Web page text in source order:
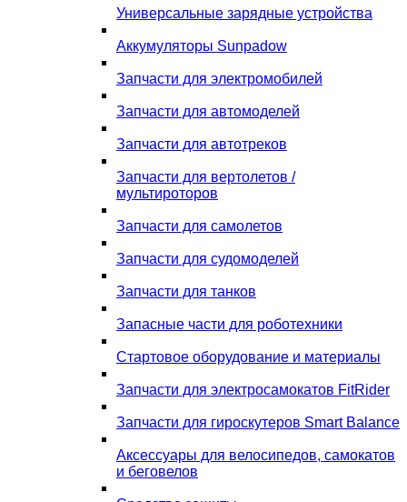
Универсальные зарядные устройства
Аккумуляторы Sunpadow
Запчасти для электромобилей
Запчасти для автомоделей
Запчасти для автотреков
Запчасти для вертолетов /
мультироторов
Запчасти для самолетов
Запчасти для судомоделей
Запчасти для танков
Запасные части для роботехники
Стартовое оборудование и материалы
Запчасти для электросамокатов FitRider
Запчасти для гироскутеров Smart Balance
Аксессуары для велосипедов, самокатов
и беговелов